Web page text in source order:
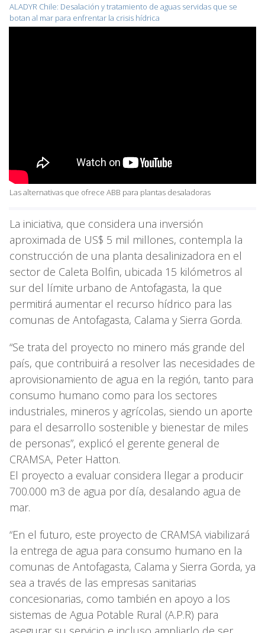
ALADYR Chile: Desalación y tratamiento de aguas servidas que se
botan al mar para enfrentar la crisis hídrica
Las alternativas que ofrece ABB para plantas desaladoras
La iniciativa, que considera una inversión
aproximada de US$ 5 mil millones, contempla la
construcción de una planta desalinizadora en el
sector de Caleta Bolfin, ubicada 15 kilómetros al
sur del límite urbano de Antofagasta, la que
permitirá aumentar el recurso hídrico para las
comunas de Antofagasta, Calama y Sierra Gorda.
“Se trata del proyecto no minero más grande del
país, que contribuirá a resolver las necesidades de
aprovisionamiento de agua en la región, tanto para
consumo humano como para los sectores
industriales, mineros y agrícolas, siendo un aporte
para el desarrollo sostenible y bienestar de miles
de personas”, explicó el gerente general de
CRAMSA, Peter Hatton.
El proyecto a evaluar considera llegar a producir
700.000 m3 de agua por día, desalando agua de
mar.
“En el futuro, este proyecto de CRAMSA viabilizará
la entrega de agua para consumo humano en la
comunas de Antofagasta, Calama y Sierra Gorda, ya
sea a través de las empresas sanitarias
concesionarias, como también en apoyo a los
sistemas de Agua Potable Rural (A.P.R) para